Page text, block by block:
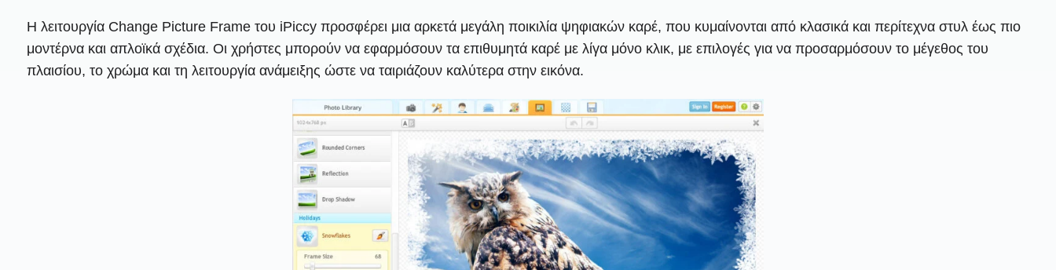
Η λειτουργία Change Picture Frame του iPiccy προσφέρει μια αρκετά μεγάλη ποικιλία ψηφιακών καρέ, που κυμαίνονται από κλασικά και περίτεχνα στυλ έως πιο
μοντέρνα και απλοϊκά σχέδια. Οι χρήστες μπορούν να εφαρμόσουν τα επιθυμητά καρέ με λίγα μόνο κλικ, με επιλογές για να προσαρμόσουν το μέγεθος του
πλαισίου, το χρώμα και τη λειτουργία ανάμειξης ώστε να ταιριάζουν καλύτερα στην εικόνα.